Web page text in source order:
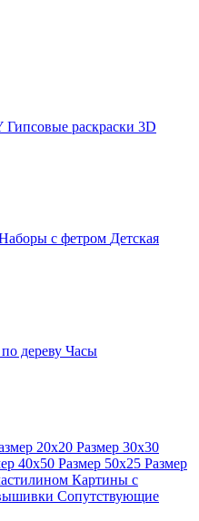
Гипсовые раскраски 3D
с фетром Детская
дереву Часы
20x20 Размер 30x30
40x50 Размер 50x25 Размер
Картины с
Сопутствующие